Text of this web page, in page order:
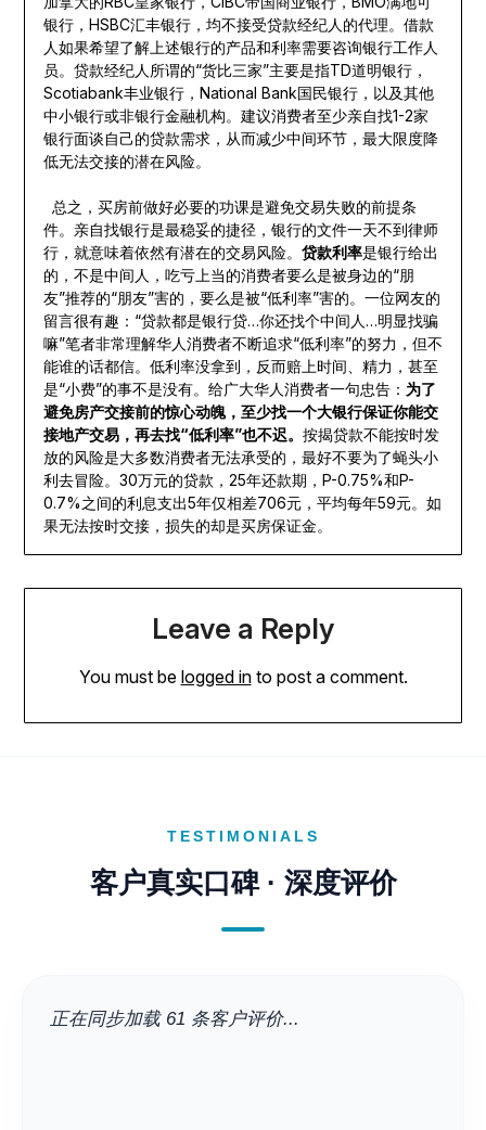
银行，HSBC汇丰银行，均不接受贷款经纪人的代理。借款
人如果希望了解上述银行的产品和利率需要咨询银行工作人
员。贷款经纪人所谓的“货比三家”主要是指TD道明银行，
Scotiabank丰业银行，National Bank国民银行，以及其他
中小银行或非银行金融机构。建议消费者至少亲自找1-2家
银行面谈自己的贷款需求，从而减少中间环节，最大限度降
低无法交接的潜在风险。
总之，买房前做好必要的功课是避免交易失败的前提条
件。亲自找银行是最稳妥的捷径，银行的文件一天不到律师
行，就意味着依然有潜在的交易风险。 贷款利率是银行给出
的，不是中间人，吃亏上当的消费者要么是被身边的“朋
友”推荐的“朋友”害的，要么是被“低利率”害的。一位网友的
留言很有趣：“贷款都是银行贷…你还找个中间人…明显找骗
嘛”笔者非常理解华人消费者不断追求“低利率”的努力，但不
能谁的话都信。低利率没拿到，反而赔上时间、精力，甚至
是“小费”的事不是没有。给广大华人消费者一句忠告： 为了
避免房产交接前的惊心动魄，至少找一个大银行保证你能交
接地产交易，再去找“低利率”也不迟。 按揭贷款不能按时发
放的风险是大多数消费者无法承受的，最好不要为了蝇头小
利去冒险。30万元的贷款，25年还款期，P-0.75%和P-
0.7%之间的利息支出5年仅相差706元，平均每年59元。如
果无法按时交接，损失的却是买房保证金。
Leave a Reply
You must be logged into post a comment.
TESTIMONIALS
客户真实口碑 · 深度评价
正在同步加载 61 条客户评价...